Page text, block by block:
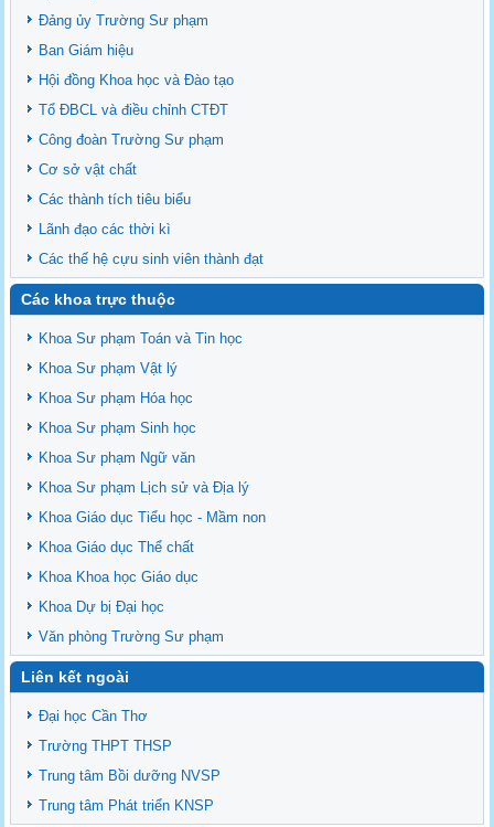
Đảng ủy Trường Sư phạm
Ban Giám hiệu
Hội đồng Khoa học và Đào tạo
Tổ ĐBCL và điều chỉnh CTĐT
Công đoàn Trường Sư phạm
Cơ sở vật chất
Các thành tích tiêu biểu
Lãnh đạo các thời kì
Các thế hệ cựu sinh viên thành đạt
Các khoa trực thuộc
Khoa Sư phạm Toán và Tin học
Khoa Sư phạm Vật lý
Khoa Sư phạm Hóa học
Khoa Sư phạm Sinh học
Khoa Sư phạm Ngữ văn
Khoa Sư phạm Lịch sử và Địa lý
Khoa Giáo dục Tiểu học - Mầm non
Khoa Giáo dục Thể chất
Khoa Khoa học Giáo dục
Khoa Dự bị Đại học
Văn phòng Trường Sư phạm
Liên kết ngoài
Đại học Cần Thơ
Trường THPT THSP
Trung tâm Bồi dưỡng NVSP
Trung tâm Phát triển KNSP